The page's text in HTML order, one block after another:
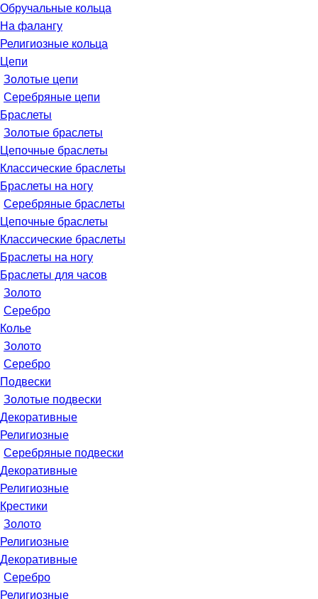
Обручальные кольца
На фалангу
Религиозные кольца
Цепи
Золотые цепи
Серебряные цепи
Браслеты
Золотые браслеты
Цепочные браслеты
Классические браслеты
Браслеты на ногу
Серебряные браслеты
Цепочные браслеты
Классические браслеты
Браслеты на ногу
Браслеты для часов
Золото
Серебро
Колье
Золото
Серебро
Подвески
Золотые подвески
Декоративные
Религиозные
Серебряные подвески
Декоративные
Религиозные
Крестики
Золото
Религиозные
Декоративные
Серебро
Религиозные